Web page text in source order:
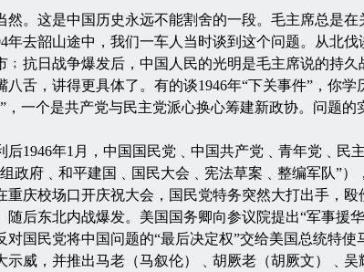
这是中国历史永远不能割舍的一段。毛主席总是在
年去韶山途中，我们一车人当时谈到这个问题。从北
﹔抗日战争爆发后，中国人民的光明是毛主席说的持
八舌，讲得更具体了。有的谈1946年“下关事件”，你
，一个是共产党与民主党派心换心筹建新政协。问题的
年1月，中国国民党﹑中国共产党﹑青年党﹑民
政府﹑和平建国﹑国民大会﹑宪法草案﹑整编军队”
重庆校场口开庆祝大会，国民党特务突然大打出手，
随后东北内战爆发。美国国务卿向参议院提出“军事援
对国民党将中国问题的“最后决定权”交给美国总统特
示威，并推出马老（马叙伦）﹑胡厥老（胡厥文）﹑